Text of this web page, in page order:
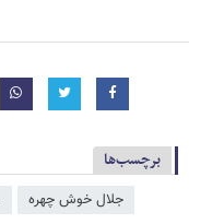
برچسب‌ها
جلال خوش چهره